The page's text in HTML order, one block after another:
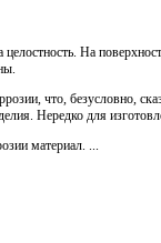
На
что, безусловно,
Нередко для
материал. ...